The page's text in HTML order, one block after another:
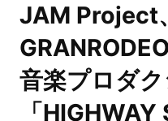
JAM Project、
音楽プロダ
「